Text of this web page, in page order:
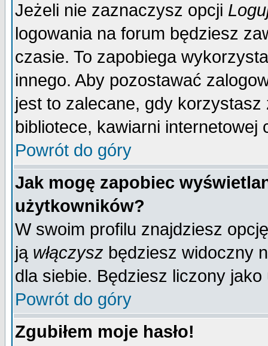
Jeżeli nie zaznaczysz opcji
logowania na forum będziesz
czasie. To zapobiega
innego. Aby pozostawać
jest to zalecane, gdy
bibliotece, kawiarni internetowej
Powrót do góry
Jak mogę zapobiec
użytkowników?
W swoim profilu znajdziesz
ją włączysz będziesz widoczny
dla siebie. Będziesz liczony
Powrót do góry
Zgubiłem moje hasło!